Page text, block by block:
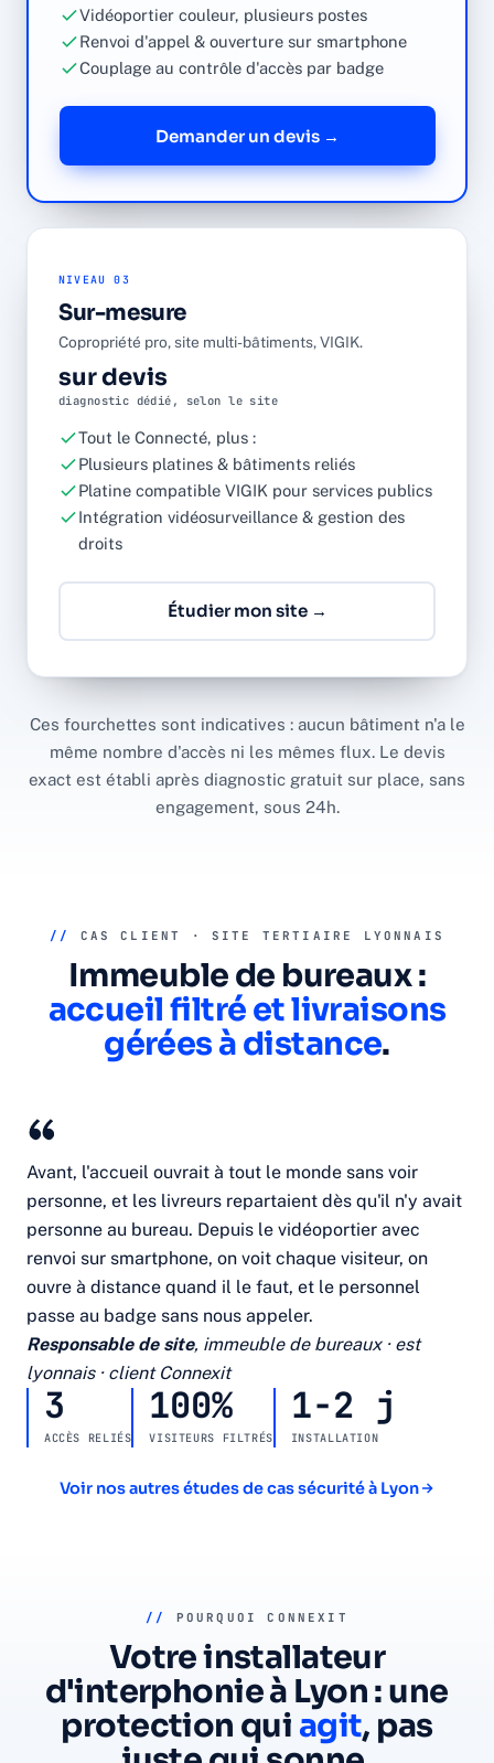
Vidéoportier couleur, plusieurs postes
Renvoi d'appel & ouverture sur smartphone
Couplage au contrôle d'accès par badge
Demander un devis →
NIVEAU 03
Sur-mesure
Copropriété pro, site multi-bâtiments, VIGIK.
sur devis
diagnostic dédié, selon le site
Tout le Connecté, plus :
Plusieurs platines & bâtiments reliés
Platine compatible VIGIK pour services publics
Intégration vidéosurveillance & gestion des
droits
Étudier mon site →
Ces fourchettes sont indicatives : aucun bâtiment n'a le
même nombre d'accès ni les mêmes flux. Le devis
exact est établi après diagnostic gratuit sur place, sans
engagement, sous 24h.
// CAS CLIENT · SITE TERTIAIRE LYONNAIS
Immeuble de bureaux :
accueil filtré et livraisons
gérées à distance.
Avant, l'accueil ouvrait à tout le monde sans voir
personne, et les livreurs repartaient dès qu'il n'y avait
personne au bureau. Depuis le vidéoportier avec
renvoi sur smartphone, on voit chaque visiteur, on
ouvre à distance quand il le faut, et le personnel
passe au badge sans nous appeler.
Responsable de site, immeuble de bureaux · est
lyonnais · client Connexit
3
ACCÈS RELIÉS
100%
VISITEURS FILTRÉS
1-2 j
INSTALLATION
Voir nos autres études de cas sécurité à Lyon
// POURQUOI CONNEXIT
Votre installateur
d'interphonie à Lyon : une
protection qui agit, pas